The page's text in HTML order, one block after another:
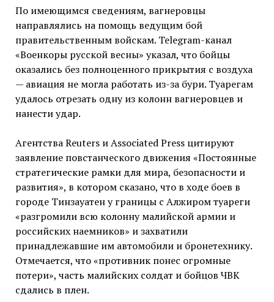
По имеющимся сведениям, вагнеровцы
направлялись на помощь ведущим бой
правительственным войскам. Telegram-канал
«Военкоры русской весны» указал, что бойцы
оказались без полноценного прикрытия с воздуха
— авиация не могла работать из-за бури. Туарегам
удалось отрезать одну из колонн вагнеровцев и
нанести удар.
Агентства Reuters и Associated Press цитируют
заявление повстанческого движения «Постоянные
стратегические рамки для мира, безопасности и
развития», в котором сказано, что в ходе боев в
городе Тинзауатен у границы с Алжиром туареги
«разгромили всю колонну малийской армии и
российских наемников» и захватили
принадлежавшие им автомобили и бронетехнику.
Отмечается, что «противник понес огромные
потери», часть малийских солдат и бойцов ЧВК
сдались в плен.